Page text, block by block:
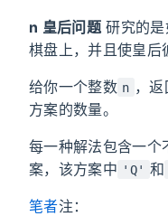
n 皇后问题研究的是
棋盘上，并且使皇后
给你一个整数 n ，
方案的数量。
每一种解法包含一个
案，该方案中 'Q' 和
笔者注：